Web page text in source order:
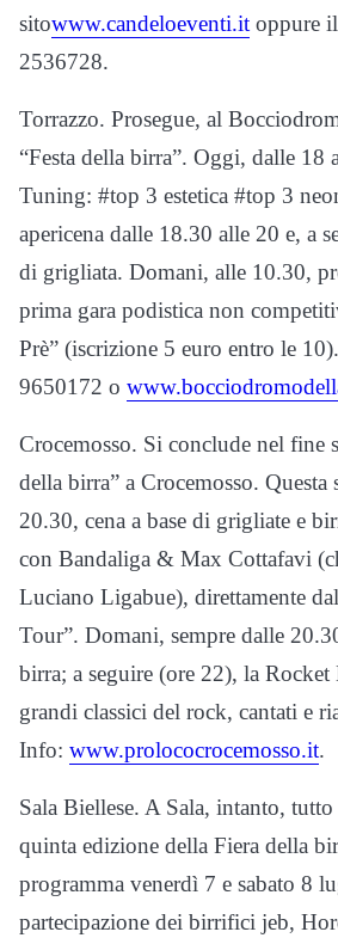
sitowww.candeloeventi.it oppure
2536728.
Torrazzo. Prosegue, al
“Festa della birra”. Oggi, dalle 18
Tuning: #top 3 estetica #top 3
apericena dalle 18.30 alle 20 e, a
di grigliata. Domani, alle 10.30,
prima gara podistica non
Prè” (iscrizione 5 euro entro le
9650172 o
Crocemosso. Si conclude nel fine
della birra” a Crocemosso. Questa
20.30, cena a base di grigliate e
con Bandaliga & Max Cottafavi
Luciano Ligabue), direttamente
Tour”. Domani, sempre dalle
birra; a seguire (ore 22), la
grandi classici del rock, cantati e
Info: www.prolococrocemosso.it.
Sala Biellese. A Sala, intanto,
quinta edizione della Fiera della
programma venerdì 7 e sabato 8
partecipazione dei birrifici jeb,